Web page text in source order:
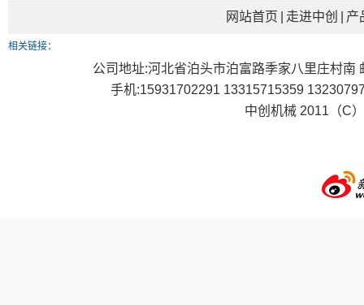
网站首页 走进中创 产
相关链接：
公司地址:河北省泊头市泊富路季家八里庄村
手机:15931702291 13315715359
中创机械 2011（C